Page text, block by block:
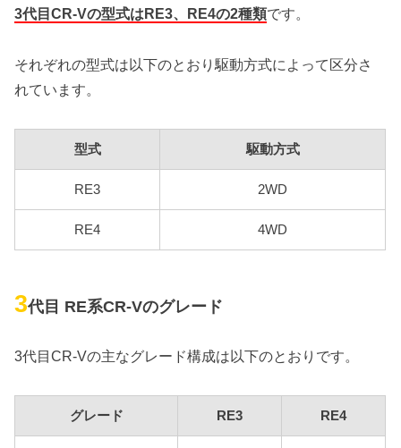
3代目CR-Vの型式はRE3、RE4の2種類です。
それぞれの型式は以下のとおり駆動方式によって区分さ
れています。
型式 駆動方式
RE3 2WD
RE4 4WD
3代目 RE系CR-Vのグレード
3代目CR-Vの主なグレード構成は以下のとおりです。
グレード RE3 RE4